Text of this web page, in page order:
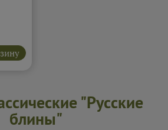
"Русские
блины"